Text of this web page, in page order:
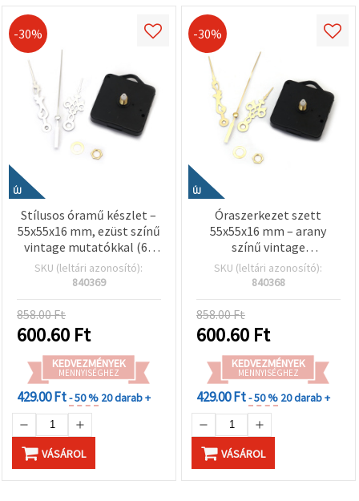
-30%
ÚJ
Stílusos óramű készlet –
55x55x16 mm, ezüst színű
vintage mutatókkal (65
mm, 92 mm, 120 mm), AA
1,5 V elemmel működik,
alapanyagokhoz
SKU (leltári azonosító):
840369
858.00 Ft
600.60 Ft
KEDVEZMÉNYEK
MENNYISÉGHEZ
429.00 Ft- 50 % 20 darab +
VÁSÁROL
-30%
ÚJ
Óraszerkezet szett
55x55x16 mm – arany
színű vintage
óramutatókkal (65 mm,
92 mm, 120 mm), AA 1,5 V
faliórához, kreatív hobby
alapanyag
SKU (leltári azonosító):
840368
858.00 Ft
600.60 Ft
KEDVEZMÉNYEK
MENNYISÉGHEZ
429.00 Ft- 50 % 20 darab +
VÁSÁROL